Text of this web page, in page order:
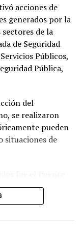
acciones de
generados por la
de la
de Seguridad
Públicos,
Pública,
del
se realizaron
pueden
situaciones de
Pública
circulación para
alguna avería al